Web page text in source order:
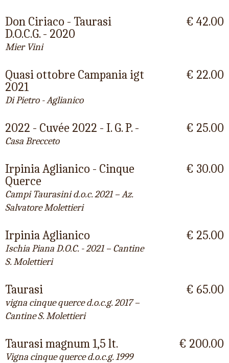
Don Ciriaco - Taurasi
D.O.C.G. - 2020
Mier Vini
€ 42.00
Quasi ottobre Campania igt
2021
Di Pietro - Aglianico
€ 22.00
2022 - Cuvée 2022 - I. G. P. -
Casa Brecceto
€ 25.00
Irpinia Aglianico - Cinque
Querce
Campi Taurasini d.o.c. 2021 – Az.
Salvatore Molettieri
€ 30.00
Irpinia Aglianico
Ischia Piana D.O.C. - 2021 – Cantine
S. Molettieri
€ 25.00
Taurasi
vigna cinque querce d.o.c.g. 2017 –
Cantine S. Molettieri
€ 65.00
Taurasi magnum 1,5 lt.
Vigna cinque querce d.o.c.g. 1999
€ 200.00